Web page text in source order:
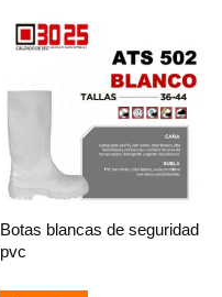
Botas blancas de seguridad
pvc